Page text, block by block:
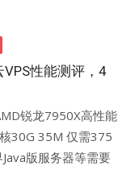
VPS性能测评，4
锐龙7950X高性能
30G 35M 仅需375
版服务器等需要